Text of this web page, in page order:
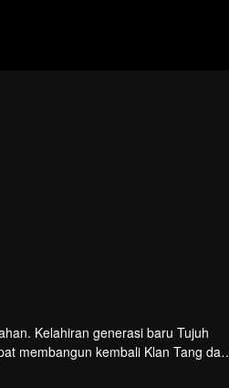
Kelahiran generasi baru Tujuh
membangun kembali Klan Tang dan